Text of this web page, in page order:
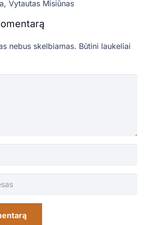
, Vytautas Misiūnas
nebus skelbiamas. Būtini laukeliai